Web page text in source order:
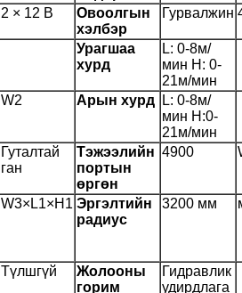
2 × 12 В
Овоолгын
хэлбэр
Гурвалжин
Урагшаа
хурд
L: 0-8м/
мин H: 0-
21м/мин
W2 Арын хурд
L: 0-8м/
мин H:0-
21м/мин
Гуталтай
ган
Тэжээлийн
портын
өргөн
4900
W3×L1×H1 Эргэлтийн
радиус
3200 мм
Түлшгүй
Жолооны
горим
Гидравлик
удирдлага